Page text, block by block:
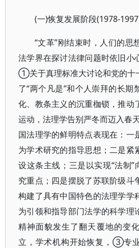
(一)恢复发展阶段(1978-
“文革”刚结束时，人们的思
法学界在探讨法律问题时依旧小
①关于真理标准大讨论和党的十
了“两个凡是”和个人崇拜的长期
化、教条主义的沉重枷锁，推动
运动，法理学告别严冬而迈入
国法理学的鲜明特点表现在：一
为学术研究的指导思想；二是紧
设这条主线；三是以实现“法制”
究重点；四是摆脱了苏联阶级斗
构建了具有中国特色的法理学学
为引领和指导部门法学的科学理
精神面貌发生了翻天覆地的变
立，学术机构开始恢复，③专